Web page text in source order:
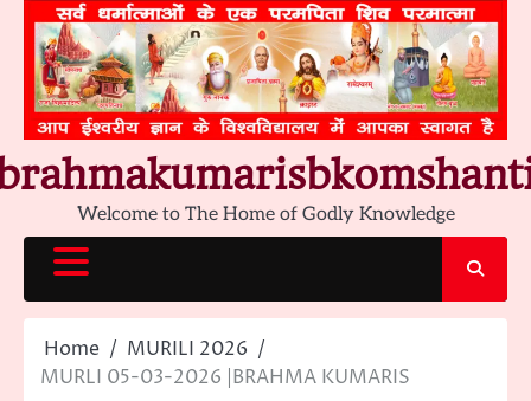
content
Welcome to The Home of Godly Knowledge
Home
MURILI 2026
MURLI 05-03-2026 |BRAHMA KUMARIS